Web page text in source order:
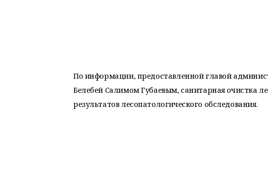
По информации, предоставленной главой
Белебей Салимом Губаевым, санитарная очистка
результатов лесопатологического обследования.